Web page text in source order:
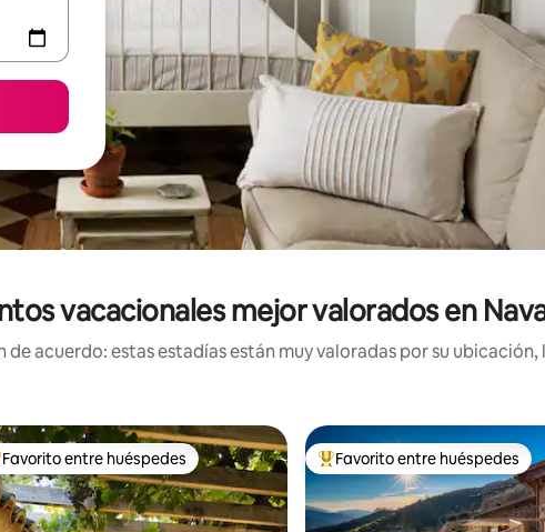
vacacionales mejor valorados en
de acuerdo: estas estadías están muy valoradas por su
entre huéspedes preferido
Favorito entre huéspedes Favorito entre huéspedes
Favorito entre huéspedes